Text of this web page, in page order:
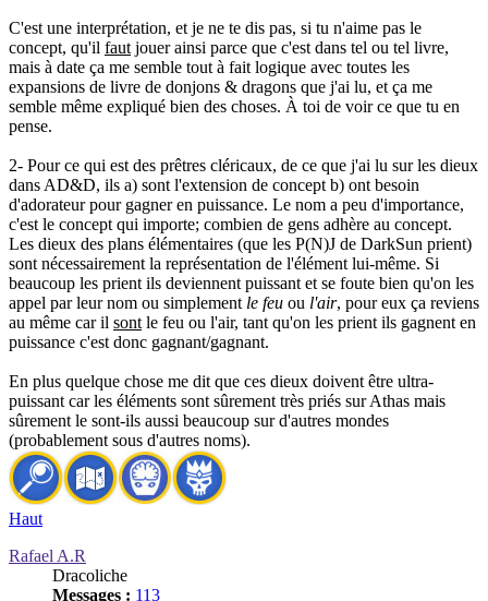
C'est une interprétation, et je ne te dis pas, si tu n'aime pas le
concept, qu'il faut jouer ainsi parce que c'est dans tel ou tel livre,
mais à date ça me semble tout à fait logique avec toutes les
expansions de livre de donjons & dragons que j'ai lu, et ça me
semble même expliqué bien des choses. À toi de voir ce que tu en
pense.
2- Pour ce qui est des prêtres cléricaux, de ce que j'ai lu sur les dieux
dans AD&D, ils a) sont l'extension de concept b) ont besoin
d'adorateur pour gagner en puissance. Le nom a peu d'importance,
c'est le concept qui importe; combien de gens adhère au concept.
Les dieux des plans élémentaires (que les P(N)J de DarkSun prient)
sont nécessairement la représentation de l'élément lui-même. Si
beaucoup les prient ils deviennent puissant et se foute bien qu'on les
appel par leur nom ou simplement le feu ou l'air, pour eux ça reviens
au même car il sont le feu ou l'air, tant qu'on les prient ils gagnent en
puissance c'est donc gagnant/gagnant.
En plus quelque chose me dit que ces dieux doivent être ultra-
puissant car les éléments sont sûrement très priés sur Athas mais
sûrement le sont-ils aussi beaucoup sur d'autres mondes
(probablement sous d'autres noms).
Haut
Rafael A.R
Dracoliche
Messages : 113